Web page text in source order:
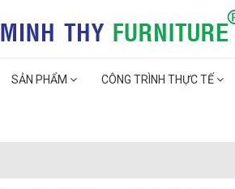
SẢN PHẨM CÔNG TRÌNH THỰC TẾ